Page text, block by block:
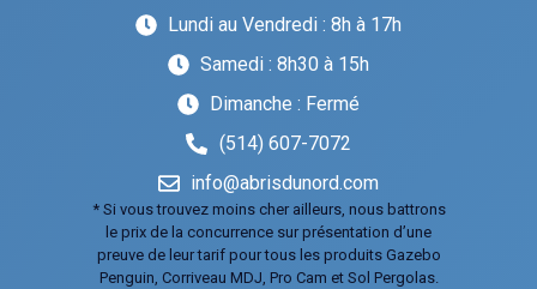
Lundi au Vendredi : 8h à 17h
Samedi : 8h30 à 15h
Dimanche : Fermé
(514) 607-7072
info@abrisdunord.com
* Si vous trouvez moins cher ailleurs, nous battrons
le prix de la concurrence sur présentation d’une
preuve de leur tarif pour tous les produits Gazebo
Penguin, Corriveau MDJ, Pro Cam et Sol Pergolas.